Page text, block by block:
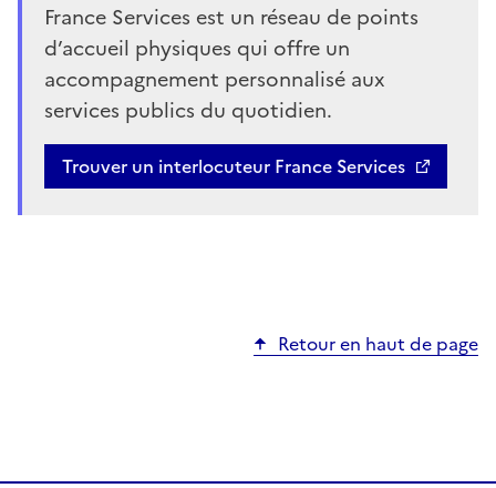
France Services est un réseau de points
d’accueil physiques qui offre un
accompagnement personnalisé aux
services publics du quotidien.
Trouver un interlocuteur France Services
Retour en haut de page